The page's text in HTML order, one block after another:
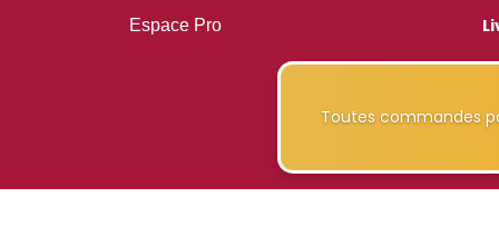
Espace Pro
Toutes commandes